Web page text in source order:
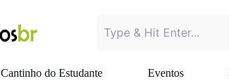
Cantinho do Estudante Eventos